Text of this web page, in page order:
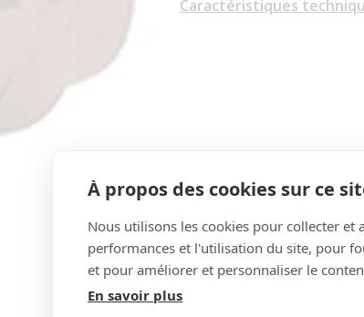
Caractéristiques
À propos des cookies sur ce
Nous utilisons les cookies pour collecter et
performances et l'utilisation du site, pour
et pour améliorer et personnaliser le
En savoir plus